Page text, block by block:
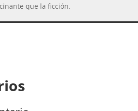
que la ficción.